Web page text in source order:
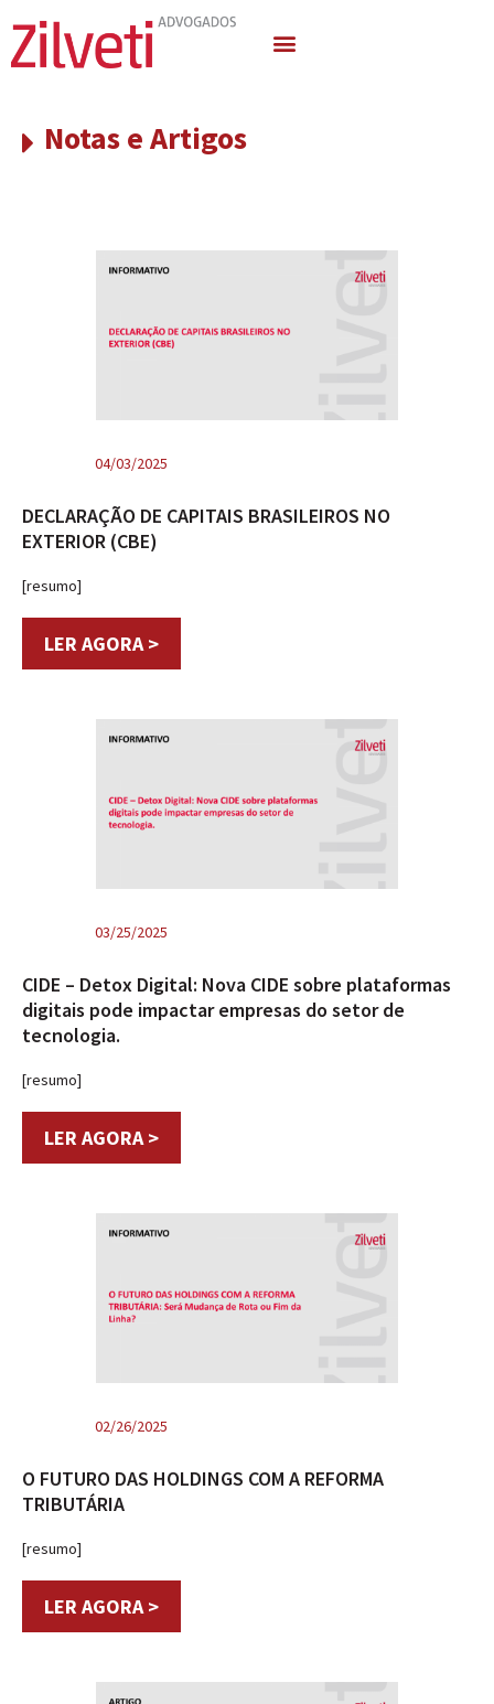
Notas e Artigos
04/03/2025
DECLARAÇÃO DE CAPITAIS BRASILEIROS NO
EXTERIOR (CBE)
[resumo]
LER AGORA >
03/25/2025
CIDE – Detox Digital: Nova CIDE sobre plataformas
digitais pode impactar empresas do setor de
tecnologia.
[resumo]
LER AGORA >
02/26/2025
O FUTURO DAS HOLDINGS COM A REFORMA
TRIBUTÁRIA
[resumo]
LER AGORA >